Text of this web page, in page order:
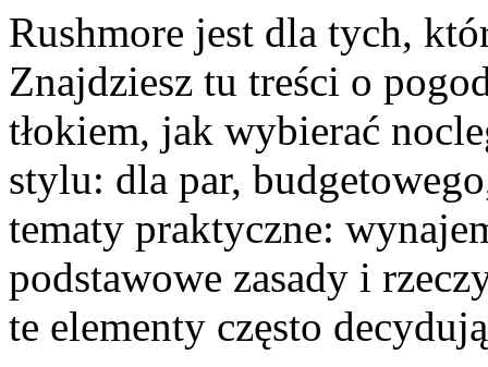
Rushmore jest dla tych,
Znajdziesz tu treści o
tłokiem, jak wybierać
stylu: dla par,
tematy praktyczne:
podstawowe zasady i
te elementy często